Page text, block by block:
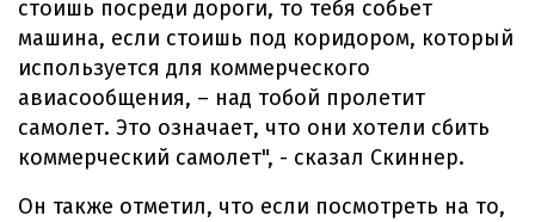
стоишь посреди дороги, то тебя собьет
машина, если стоишь под коридором, который
используется для коммерческого
авиасообщения, – над тобой пролетит
самолет. Это означает, что они хотели сбить
коммерческий самолет", - сказал Скиннер.
Он также отметил, что если посмотреть на то,